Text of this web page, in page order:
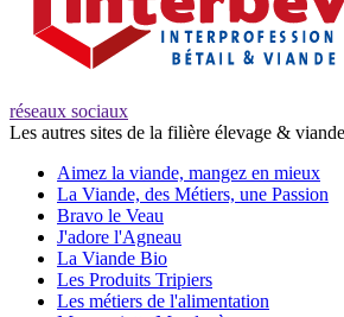
réseaux sociaux
Les autres sites de la filière élevage & viande
Aimez la viande, mangez en mieux
La Viande, des Métiers, une Passion
Bravo le Veau
J'adore l'Agneau
La Viande Bio
Les Produits Tripiers
Les métiers de l'alimentation